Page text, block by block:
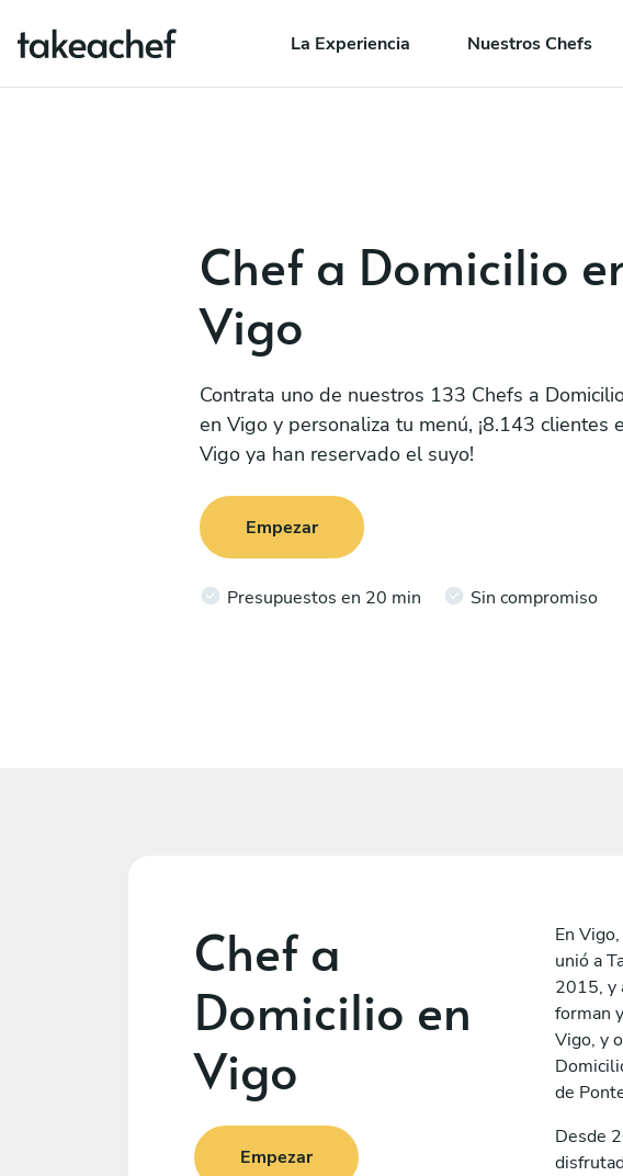
La Experiencia Nuestros Chefs
Chef a Domicilio
Vigo
Contrata uno de nuestros 133 Chefs a
en Vigo y personaliza tu menú, ¡8.143 clientes
Vigo ya han reservado el suyo!
Empezar
Presupuestos en 20 min Sin compromiso
Chef a
Domicilio en
Vigo
Empezar
En
unió a
2015, y
forman
Vigo, y
de
Desde